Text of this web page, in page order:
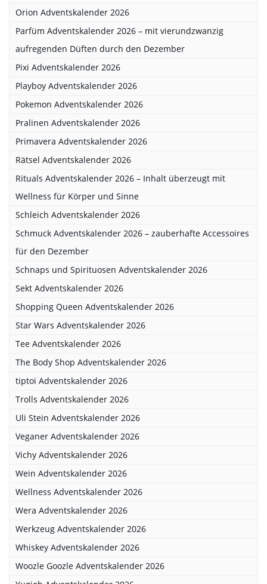
Orion Adventskalender 2026
Parfüm Adventskalender 2026 – mit vierundzwanzig
aufregenden Düften durch den Dezember
Pixi Adventskalender 2026
Playboy Adventskalender 2026
Pokemon Adventskalender 2026
Pralinen Adventskalender 2026
Primavera Adventskalender 2026
Rätsel Adventskalender 2026
Rituals Adventskalender 2026 – Inhalt überzeugt mit
Wellness für Körper und Sinne
Schleich Adventskalender 2026
Schmuck Adventskalender 2026 – zauberhafte Accessoires
für den Dezember
Schnaps und Spirituosen Adventskalender 2026
Sekt Adventskalender 2026
Shopping Queen Adventskalender 2026
Star Wars Adventskalender 2026
Tee Adventskalender 2026
The Body Shop Adventskalender 2026
tiptoi Adventskalender 2026
Trolls Adventskalender 2026
Uli Stein Adventskalender 2026
Veganer Adventskalender 2026
Vichy Adventskalender 2026
Wein Adventskalender 2026
Wellness Adventskalender 2026
Wera Adventskalender 2026
Werkzeug Adventskalender 2026
Whiskey Adventskalender 2026
Woozle Goozle Adventskalender 2026